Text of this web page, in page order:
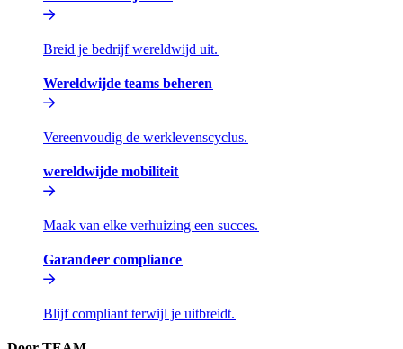
Breid je bedrijf wereldwijd uit.​​
Wereldwijde teams beheren​​
Vereenvoudig de werklevenscyclus.​​
wereldwijde mobiliteit​​
Maak van elke verhuizing een succes.​​
Garandeer compliance​​
Blijf compliant terwijl je uitbreidt.​​